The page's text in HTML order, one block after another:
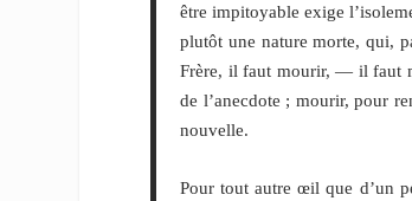
être impitoyable exige
plutôt une nature morte, qui,
Frère, il faut mourir, — il faut
de l’anecdote ; mourir, pour
nouvelle.
Pour tout autre œil que d’un